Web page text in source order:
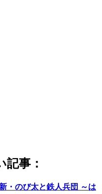
事：
・のび太と鉄人兵団 ～は